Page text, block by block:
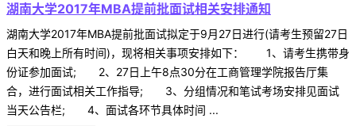
湖南大学2017年MBA提前批面试相关安排通知
湖南大学2017年MBA提前批面试拟定于9月27日进行(请考生预留27日
白天和晚上所有时间)，现将相关事项安排如下： 1、请考生携带身
份证参加面试; 2、27日上午8点30分在工商管理学院报告厅集
合，进行面试相关工作指导; 3、分组情况和笔试考场安排见面试
当天公告栏; 4、面试各环节具体时间 ...